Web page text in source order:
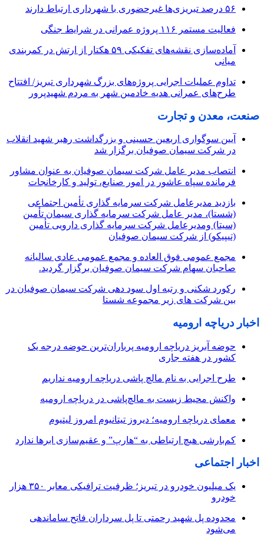
۵۶ درصد تبریزی‌ها غیرحضوری با شهرداری ارتباط دارند
فعالیت مستمر ۱۱۶ پروژه عمرانی در شرایط جنگی
آماده‌سازی نقشه‌های تفکیکی ۵۹ هکتار از ارتش در کمربندی
میانی
تداوم عملیات اجرایی پروژه‌های بزرگ شهرداری تبریز/ افتتاح
طرح‌های عمرانی هدیه خادمین شهر به مردم شهیدپرور
صنعت، معدن و تجارت
آیین سوگواری اربعین حسینی و بزرگداشت رهبر شهید انقلاب
در شرکت سیمان صوفیان برگزار شد
انتصاب مدیر عامل شرکت سیمان صوفیان به عنوان مشاور
فرمانده سپاه عاشور در امور صنایع، تولید و کارخانجات
بازدید مدیرعامل شرکت سرمایه گذاری تأمین اجتماعی
(شستا)، مدیر عامل شرکت سرمایه گذاری سیمان تأمین
(سیتا) ومدیرعامل شرکت سرمایه گذاری دارویی تأمین
(تیپیکو) از شرکت سیمان صوفیان
مجمع عمومی فوق العاده و مجمع عمومی عادی سالیانه
صاحبان سهام شرکت سیمان صوفیان برگزار گردید.
رکورد شکنی و رتبه اول سود دهی شرکت سیمان صوفیان در
بین شرکت های زیر مجموعه شستا
اخبار دریاچه ارومیه
حوضه آبریز دریاچه ارومیه پرباران‌ترین حوضه‌ درجه یک
کشور در هفته جاری
طرح اجرایی به نام مالچ پاشی دریاچه ارومیه نداریم
واکنش محیط زیست به مالچ‌پاشی در دریاچه ارومیه
معمای دریاچه ارومیه؛ دیروز تیتانیوم امروز لیتیوم
کم‌بارشی هیچ ارتباطی به “هارپ” و عقیم‌سازی ابرها ندارد
اخبار اجتماعی
یک میلیون خودرو در تبریز؛ ظرفیت ترافیکی معابر ۳۵۰ هزار
خودرو
محدوده پل شهید رحمتی تا پل سرداران فاتح ساماندهی
می‌شود